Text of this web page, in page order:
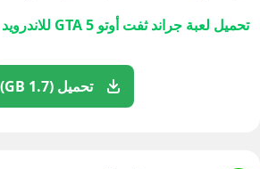
تحميل لعبة جراند ثفت أوتو GTA 5 للاندرويد مهكرة
تحميل (1.7 GB)